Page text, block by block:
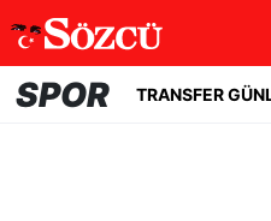
SPOR TRANSFER